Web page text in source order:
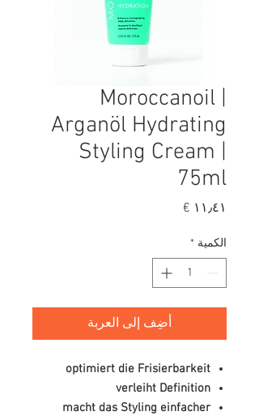
Moroccanoil |
Arganöl Hydrating
Styling Cream |
75ml
السعر
الكمية *
أضِف إلى العربة
optimiert die Frisierbarkeit
verleiht Definition
macht das Styling einfacher